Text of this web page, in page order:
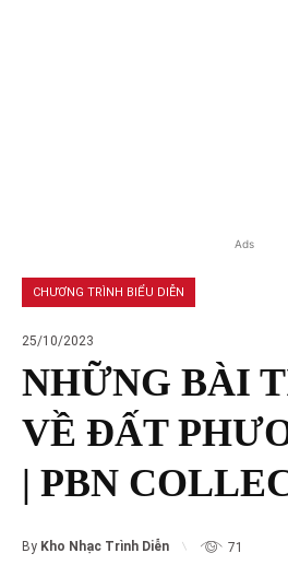
Ads
CHƯƠNG TRÌNH BIỂU DIỄN
25/10/2023
NHỮNG BÀI
VỀ ĐẤT
| PBN
By Kho Nhạc Trình Diễn 71